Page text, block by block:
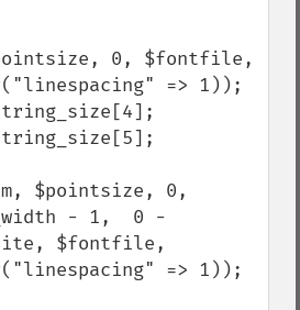
0, $fontfile,
=> 1));
$pointsize, 0,
- 1,  0 -
$fontfile,
=> 1));